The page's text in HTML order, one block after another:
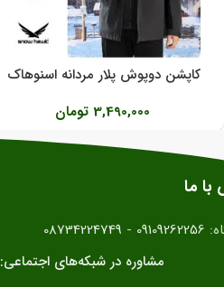
کاپشن دوپوش پلار مردانه اسنوهاک
3,490,000 تومان
ما
09109262256
-
08734224749
مشاوره در شبکه‌های اجتماعی: